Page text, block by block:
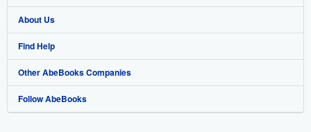
Browse Collections
My Account
My Orders
View Basket
Start Selling
Join Our Affiliate Program
Book Buyback
Refer a seller
About Us
About AbeBooks
Media
Careers
Find Help
Help
Customer Support
Other AbeBooks Companies
AbeBooks.co.uk
Follow AbeBooks